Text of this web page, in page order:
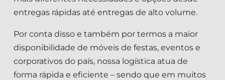
entregas rápidas até entregas de alto volume.
Por conta disso e também por termos a maior
disponibilidade de móveis de festas, eventos e
corporativos do país, nossa logística atua de
forma rápida e eficiente – sendo que em muitos